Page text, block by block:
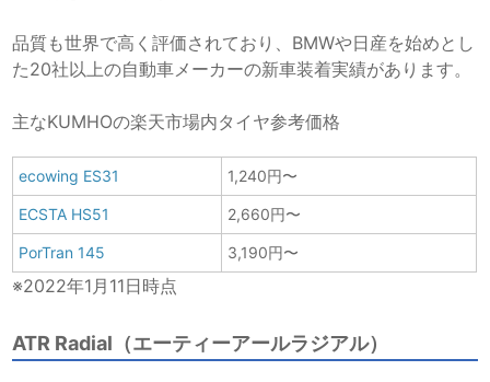
品質も世界で高く評価されており、BMWや日産を始めとし
た20社以上の自動車メーカーの新車装着実績があります。
主なKUMHOの楽天市場内タイヤ参考価格
ecowing ES31 1,240円〜
ECSTA HS51 2,660円〜
PorTran 145 3,190円〜
※2022年1月11日時点
ATR Radial（エーティーアールラジアル）